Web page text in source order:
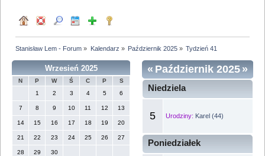
Stanisław Lem - Forum » Kalendarz » Październik 2025» Tydzień 41
Wrzesień 2025
N P W Ś C P
S
1
2 3 4 5 6
7 8 9 10 11 12 13
14 15 16 17 18 19 20
21 22 23 24 25 26 27
28 29 30
« »
Październik 2025
- Tydzień 41
Niedziela
5 Urodziny: Karel (44)
Poniedziałek